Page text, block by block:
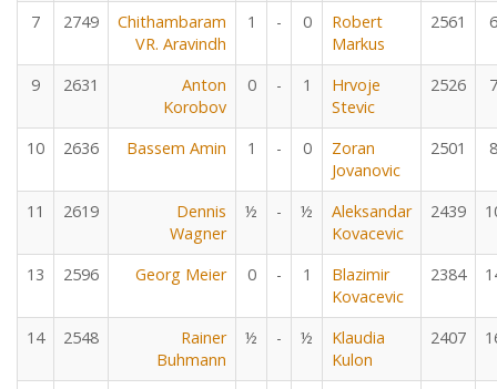
7 2749
Chithambaram
VR. Aravindh
1 - 0
Robert
Markus
2561 6
9 2631
Anton
Korobov
0 - 1
Hrvoje
Stevic
2526 7
10 2636 Bassem Amin 1 - 0
Zoran
Jovanovic
2501 8
11 2619
Dennis
Wagner
½ - ½
Aleksandar
Kovacevic
2439
13 2596 Georg Meier 0 - 1
Blazimir
Kovacevic
2384
14 2548
Rainer
Buhmann
½ - ½
Klaudia
Kulon
2407